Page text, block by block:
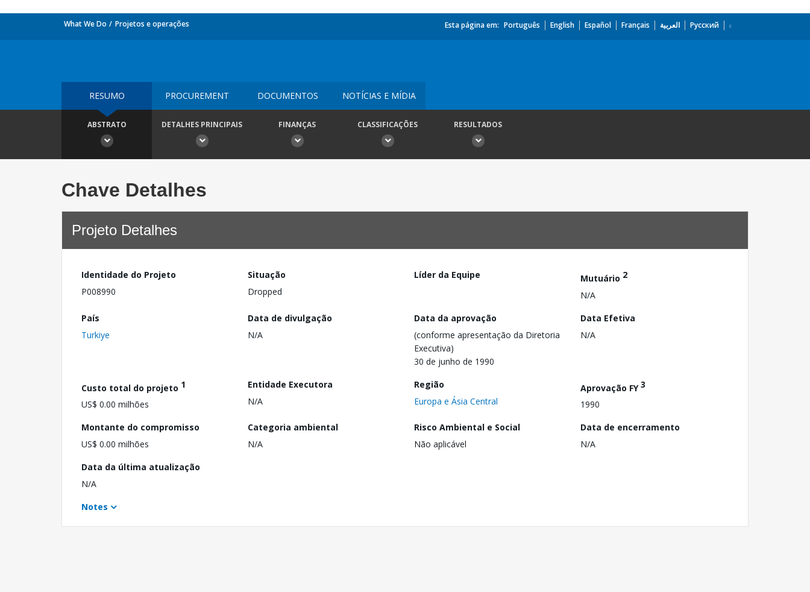
What We Do Projetos e operações Esta página em: Português English Español Français العربية Русский
RESUMO PROCUREMENT DOCUMENTOS NOTÍCIAS E MÍDIA
ABSTRATO DETALHES PRINCIPAIS FINANÇAS CLASSIFICAÇÕES RESULTADOS
Chave Detalhes
Projeto Detalhes
Identidade do Projeto
P008990
Situação
Dropped
Líder da Equipe Mutuário 2
N/A
País
Turkiye
Data de divulgação
N/A
Data da aprovação
(conforme apresentação da Diretoria
Executiva)
30 de junho de 1990
Data Efetiva
N/A
Custo total do projeto 1
US$ 0.00 milhões
Entidade Executora
N/A
Região
Europa e Ásia Central
Aprovação FY3
1990
Montante do compromisso
US$ 0.00 milhões
Categoria ambiental
N/A
Risco Ambiental e Social
Não aplicável
Data de encerramento
N/A
Data da última atualização
N/A
Notes